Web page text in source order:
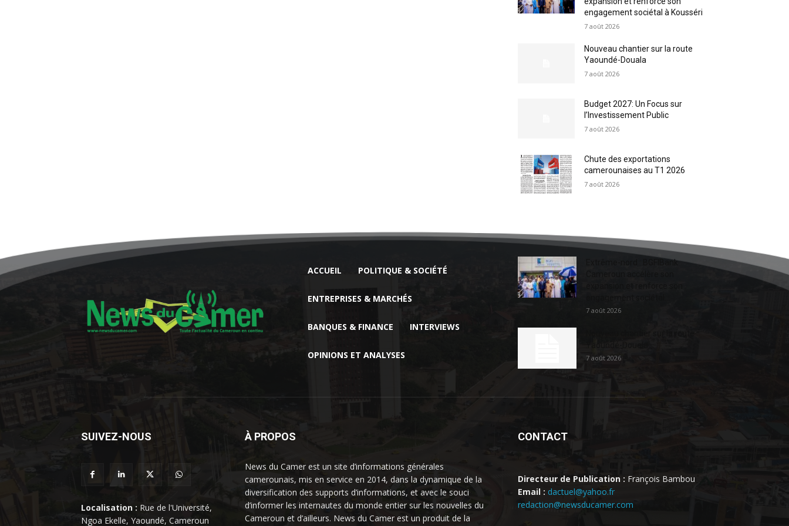
engagement sociétal à Kousséri
7 août 2026
Nouveau chantier sur la route
Yaoundé-Douala
7 août 2026
Budget 2027: Un Focus sur
l’Investissement Public
7 août 2026
Chute des exportations
camerounaises au T1 2026
7 août 2026
ACCUEIL POLITIQUE & SOCIÉTÉ
ENTREPRISES & MARCHÉS
BANQUES & FINANCE INTERVIEWS
OPINIONS ET ANALYSES
Extrême-nord : BGFIBank
7 août 2026
7 août 2026
SUIVEZ-NOUS
Localisation : Rue de l'Université,
Ngoa Ekelle, Yaoundé, Cameroun
À PROPOS
News du Camer est un site d’informations générales
camerounais, mis en service en 2014, dans la dynamique de la
diversification des supports d’informations, et avec le souci
d’informer les internautes du monde entier sur les nouvelles du
Cameroun et d’ailleurs. News du Camer est un produit de la
CONTACT
Directeur de Publication : François Bambou
Email : dactuel@yahoo.fr
redaction@newsducamer.com